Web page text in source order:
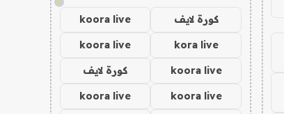
كورة لايف koora live
kora live
koora live
koora live كورة لايف
koora live
koora live